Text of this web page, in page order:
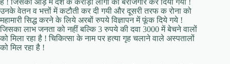
है ! जिसकी आड़ में देश के करोड़ों लोगों को बेरोजगार कर दिया गया !
उनके वेतन व भत्तों में कटौती कर दी गयी और दूसरी तरफ क रोना को
महामारी सिद्ध करने के लिये अरबों रुपये विज्ञापन में फूंक दिये गये !
जिसका लाभ जनता को नहीं बल्कि 3 रुपये की दवा 3000 में बेचने वालों
को मिला रहा है ! चिकित्सा के नाम पर हत्या गृह चलाने वाले अस्पतालों
को मिल रहा है !